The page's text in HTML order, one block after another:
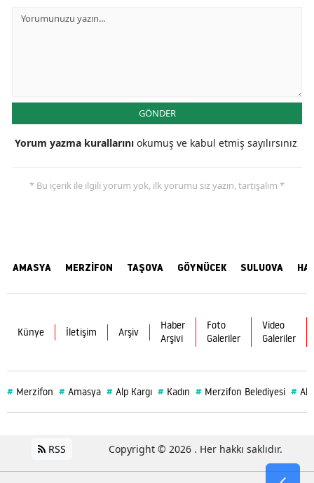
GÖNDER
Yorum yazma kurallarını okumuş ve kabul etmiş sayılırsınız
* Bu içerik ile ilgili yorum yok, ilk yorumu siz yazın, tartışalım *
AMASYA MERZİFON TAŞOVA GÖYNÜCEK SULUOVA
Künye İletişim Arşiv
Haber
Arşivi
Foto
Galeriler
Video
Galeriler
# Merzifon # Amasya # Alp Kargı # Kadın # Merzifon Belediyesi #
RSS Copyright © 2026 . Her hakkı saklıdır.